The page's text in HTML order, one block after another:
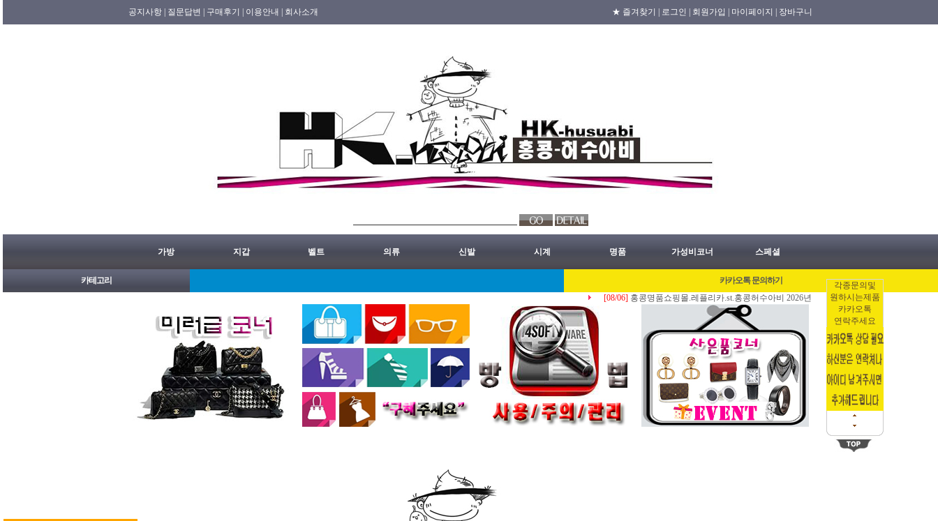
각종문의및
원하시는제품
카카오톡
연락주세요
공지사항 | 질문답변 | 구매후기 | 이용안내 | 회사소개 ★ 즐겨찾기 | 로그인 | 회원가입 | 마이페이지 | 장바구니
가방 지갑 벨트 의류 신발 시계 명품 가성비코너 스페셜
카테고리
카카오톡 문의하기
[08/06]홍콩명품쇼핑몰.레플리카.st.홍콩허수아비 2026년 08월06일 홍콩배송출발 안내 공지.